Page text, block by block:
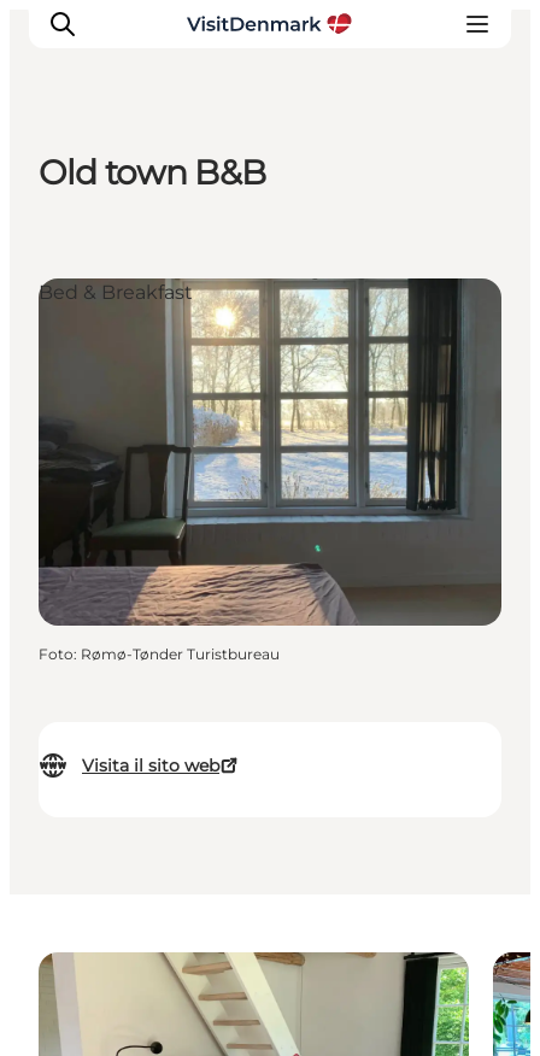
Cosa fare
Dove dormire
Pianifica il viaggio
Old town B&B
Visita il sito web
Bed & Breakfast
Foto: Rømø-Tønder Turistbureau